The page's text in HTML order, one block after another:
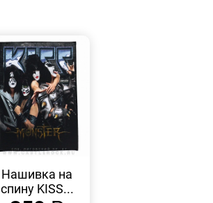
Нашивка на
спину KISS...